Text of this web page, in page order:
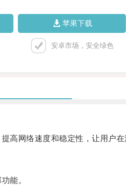
苹果下载
安卓市场，安全绿色
网络速度和稳定性，让用户在
能。